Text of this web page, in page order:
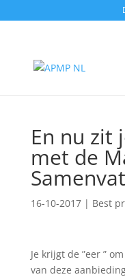
Home»Best practices
En nu zit
met de
16-10-2017| Best
Je krijgt de ”eer ”
van deze